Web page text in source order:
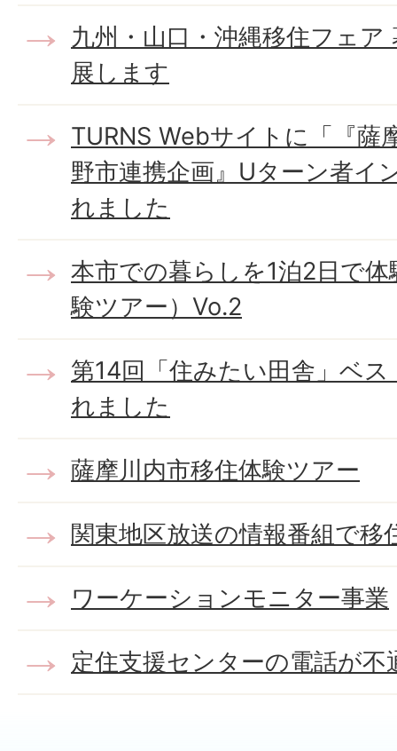
九州・山口・沖縄移住フェ
展します
TURNS Webサイトに「『薩
野市連携企画』Uターン者イ
れました
本市での暮らしを1泊2日で
験ツアー）Vo.2
第14回「住みたい田舎」ベ
れました
薩摩川内市移住体験ツアー
関東地区放送の情報番組で移
ワーケーションモニター事業
定住支援センターの電話が